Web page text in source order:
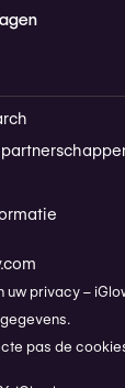
uw privacy –
pas de